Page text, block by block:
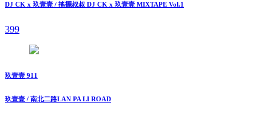
DJ CK x 玖壹壹 / 搖擺叔叔 DJ CK x 玖壹壹 MIXTAPE Vol.1
399
玖壹壹 911
玖壹壹 / 南北二路LAN PA LI ROAD